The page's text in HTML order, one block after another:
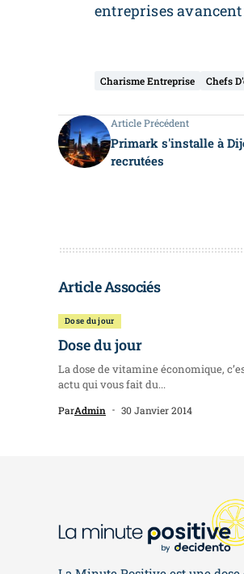
entreprises
Charisme Entreprise Chefs
Article Précédent
Primark s'installe à
recrutées
Article Associés
Dose du jour
Dose du jour
La dose de vitamine économique,
actu qui vous fait du...
ParAdmin 30 Janvier 2014